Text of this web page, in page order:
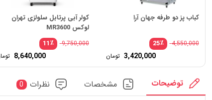
کباب پز دو طرفه جهان آرا
٪25 4,550,000
3,420,000 تومان
کولر آبی پرتابل سلولزی تهران
لوکس MR3600
٪11 9,750,000
8,640,000
توضیحات مشخصات نظرات 0